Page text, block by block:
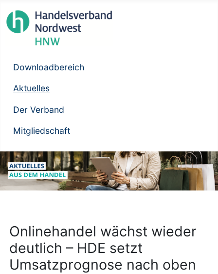
Downloadbereich
Aktuelles
Der Verband
Mitgliedschaft
Onlinehandel wächst wieder
deutlich – HDE setzt
Umsatzprognose nach oben